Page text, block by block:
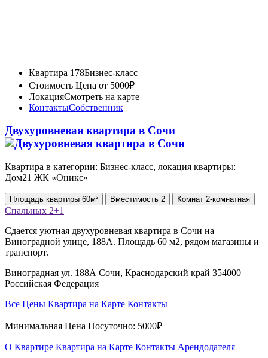
Квартира 178Бизнес-класс
Стоимость Цена от 5000₽
ЛокацияСмотреть на карте
КонтактыСобственник
Двухуровневая квартира в Сочи
Квартира в категории: Бизнес-класс, локация квартиры:
Дом21 ЖК «Оникс»
Площадь квартиры 60м² Вместимость 2 Комнат 2-комнатная
Спальных 2+1
Сдается уютная двухуровневая квартира в Сочи на
Виноградной улице, 188А. Площадь 60 м2, рядом магазины и
транспорт.
Виноградная ул. 188А Сочи, Краснодарский край 354000
Российская Федерация
Все Цены Квартира на Карте Контакты
Минимальная Цена Посуточно: 5000₽
О Квартире Квартира на Карте Контакты Арендодателя